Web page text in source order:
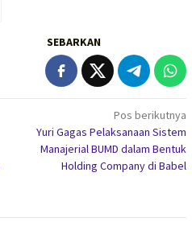
SEBARKAN
Pos berikutnya
Yuri Gagas Pelaksanaan Sistem
Manajerial BUMD dalam Bentuk
Holding Company di Babel